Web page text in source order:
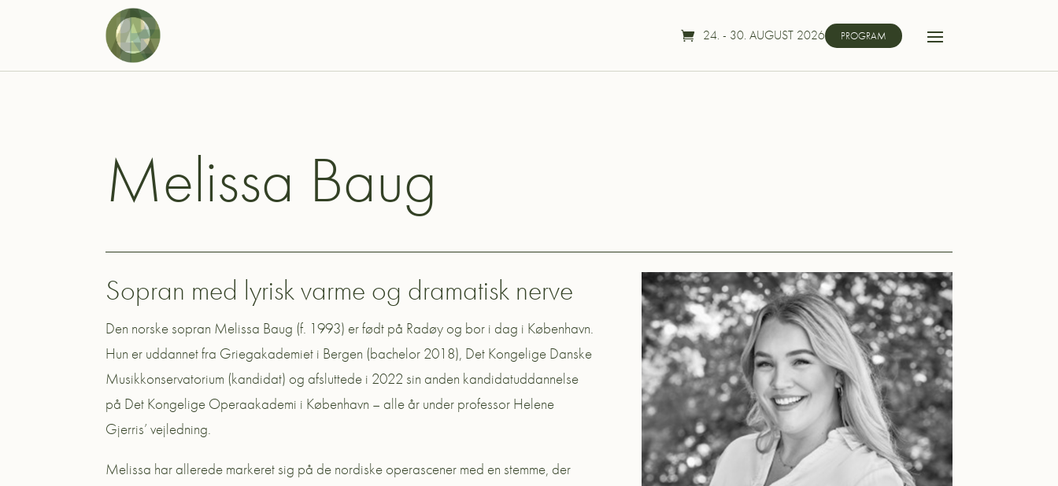
24. - 30. AUGUST 2026 PROGRAM
Melissa Baug
Sopran med lyrisk varme og dramatisk nerve
Den norske sopran Melissa Baug (f. 1993) er født på Radøy og bor i dag i København.
Hun er uddannet fra Griegakademiet i Bergen (bachelor 2018), Det Kongelige Danske
Musikkonservatorium (kandidat) og afsluttede i 2022 sin anden kandidatuddannelse
på Det Kongelige Operaakademi i København – alle år under professor Helene
Gjerris’ vejledning.
Melissa har allerede markeret sig på de nordiske operascener med en stemme, der